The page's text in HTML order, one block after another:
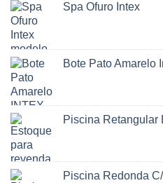
Spa Ofuro Intex
Bote Pato Amarelo
Piscina Retangular
Piscina Redonda